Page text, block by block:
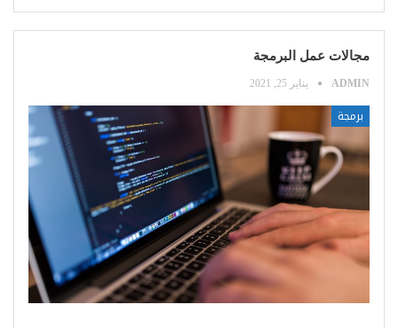
مجالات عمل البرمجة
ADMIN يناير 25, 2021
برمجة